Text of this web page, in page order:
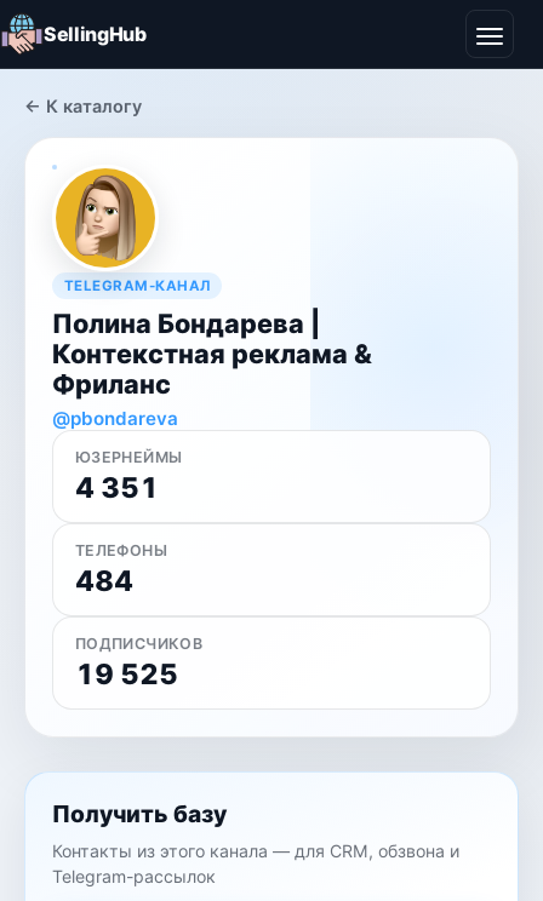
SellingHub
← К каталогу
TELEGRAM-КАНАЛ
Полина Бондарева |
Контекстная реклама &
Фриланс
@pbondareva
ЮЗЕРНЕЙМЫ
4 351
ТЕЛЕФОНЫ
484
ПОДПИСЧИКОВ
19 525
Получить базу
Контакты из этого канала — для CRM, обзвона и
Telegram-рассылок